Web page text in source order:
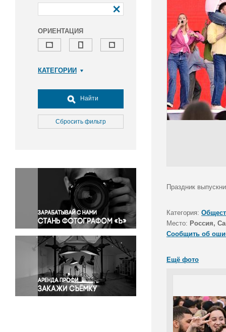
ОРИЕНТАЦИЯ
КАТЕГОРИИ
Досуг, туризм и отдых
Культура
Медицина
Окружающая среда
Политика
Правосудие
Происшествия и конфликты
Религия
Светская жизнь
Спорт
Экология
Экономика и бизнес
Найти
Сбросить фильтр
Праздник
Категория:
Место: Россия,
Сообщить об
Ещё фото